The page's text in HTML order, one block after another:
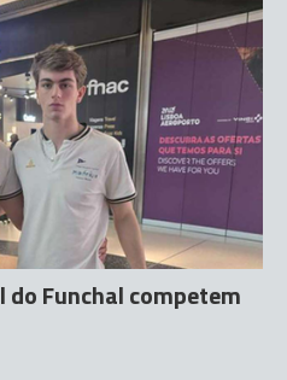
Funchal competem